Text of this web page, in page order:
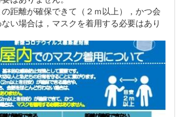
距離が確保できて（２ｍ以上），かつ会
い場合は，マスクを着用する必要はあり